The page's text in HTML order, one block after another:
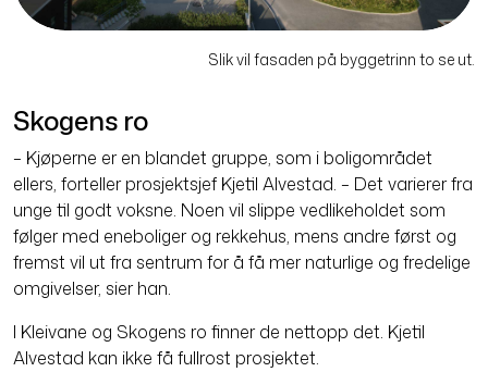
Slik vil fasaden på byggetrinn to se ut.
Skogens ro
– Kjøperne er en blandet gruppe, som i boligområdet
ellers, forteller prosjekt­sjef Kjetil Alvestad. – Det varierer fra
unge til godt voksne. Noen vil slippe vedlikeholdet som
følger med ene­boliger og rekkehus, mens andre først og
fremst vil ut fra sentrum for å få mer naturlige og fredelige
omgivelser, sier han.
I Kleivane og Skogens ro finner de nettopp det. Kjetil
Alvestad kan ikke få fullrost prosjektet.